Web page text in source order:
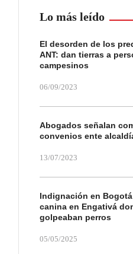
Lo más leído
El desorden de los
ANT: dan tierras a
campesinos
06/09/2023
Abogados señalan
convenios ente
13/07/2023
Indignación en
canina en Engativá
golpeaban perros
05/05/2025